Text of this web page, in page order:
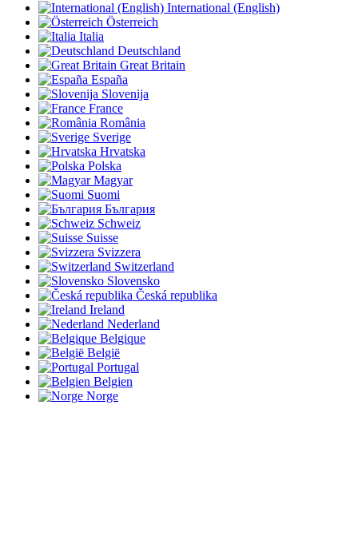
International (English)
Österreich
Italia
Deutschland
Great Britain
España
Slovenija
France
România
Sverige
Hrvatska
Polska
Magyar
Suomi
България
Schweiz
Suisse
Svizzera
Switzerland
Slovensko
Česká republika
Ireland
Nederland
Belgique
België
Portugal
Belgien
Norge